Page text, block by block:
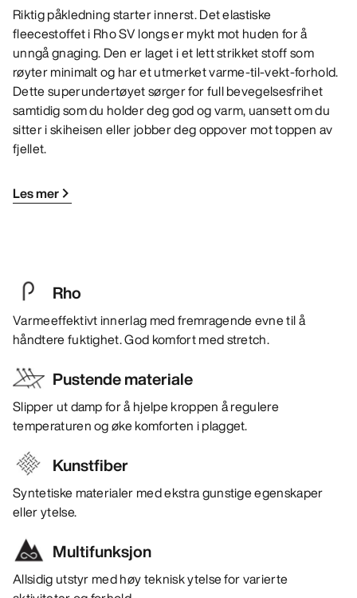
Riktig påkledning starter innerst. Det elastiske
fleecestoffet i Rho SV longs er mykt mot huden for å
unngå gnaging. Den er laget i et lett strikket stoff som
røyter minimalt og har et utmerket varme-til-vekt-forhold.
Dette superundertøyet sørger for full bevegelsesfrihet
samtidig som du holder deg god og varm, uansett om du
sitter i skiheisen eller jobber deg oppover mot toppen av
fjellet.
Les mer
Rho
Varmeeffektivt innerlag med fremragende evne til å
håndtere fuktighet. God komfort med stretch.
Pustende materiale
Slipper ut damp for å hjelpe kroppen å regulere
temperaturen og øke komforten i plagget.
Kunstfiber
Syntetiske materialer med ekstra gunstige egenskaper
eller ytelse.
Multifunksjon
Allsidig utstyr med høy teknisk ytelse for varierte